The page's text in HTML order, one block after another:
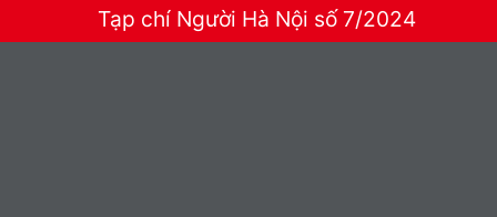
Tạp chí Người Hà Nội số 7/2024